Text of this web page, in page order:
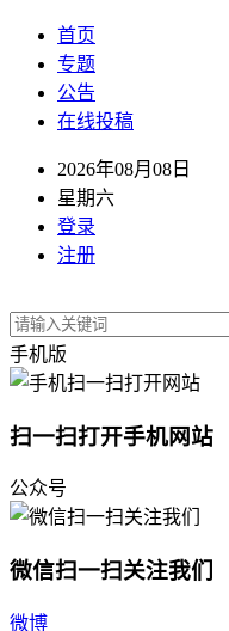
首页
专题
公告
在线投稿
2026年08月08日
星期六
登录
注册
手机版
扫一扫打开手机网站
公众号
微信扫一扫关注我们
微博